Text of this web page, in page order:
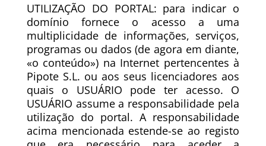
UTILIZAÇÃO DO PORTAL: para indicar o
domínio fornece o acesso a uma
multiplicidade de informações, serviços,
programas ou dados (de agora em diante,
«o conteúdo») na Internet pertencentes à
Pipote S.L. ou aos seus licenciadores aos
quais o USUÁRIO pode ter acesso. O
USUÁRIO assume a responsabilidade pela
utilização do portal. A responsabilidade
acima mencionada estende-se ao registo